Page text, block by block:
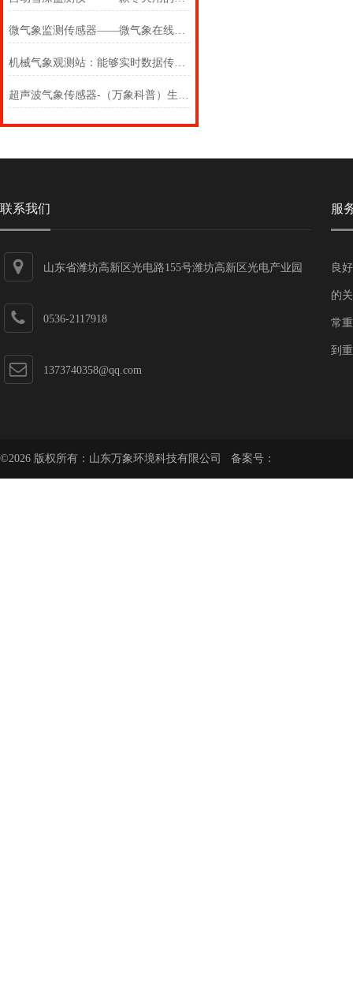
微气象监测传感器——微气象在线监测仪#2022已更新《采购/推荐》
机械气象观测站：能够实时数据传输与智能分析，提升农业管理效率
超声波气象传感器-（万象科普）生产物联网系统的源头（2024+）
联系我们
山东省潍坊高新区光电路155号潍坊高新区光电产业园
0536-2117918
1373740358@qq.com
服
良
的
常
到
©2026 版权所有：山东万象环境科技有限公司 备案号：